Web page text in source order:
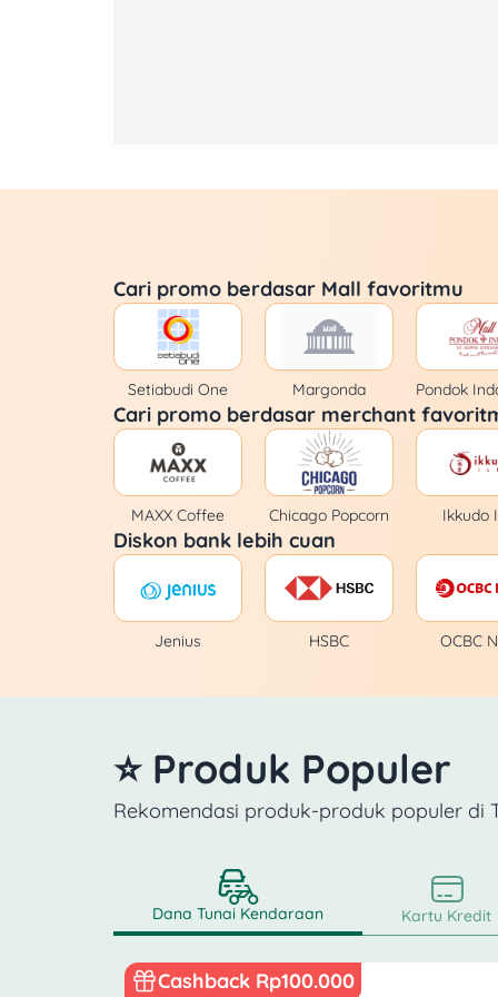
Banh Mi Ngon
Baskin Robbins
Baso Malang Karapitan
Baso Mie Kopi
BBS Bungeoppang
Beard Papa's
Bebek Bengil
Bebek Semangat
Beef Boss
Benihana
Cari promo berdasar Mall favoritmu
Setiabudi One Margonda Pondok
Cari promo berdasar merchant
MAXX Coffee Chicago Popcorn Ikkudo
Diskon bank lebih cuan
Jenius HSBC OCBC
⭐ Produk Populer
Rekomendasi produk-produk populer di
Dana Tunai Kendaraan Kartu Kredit
Cashback Rp100.000